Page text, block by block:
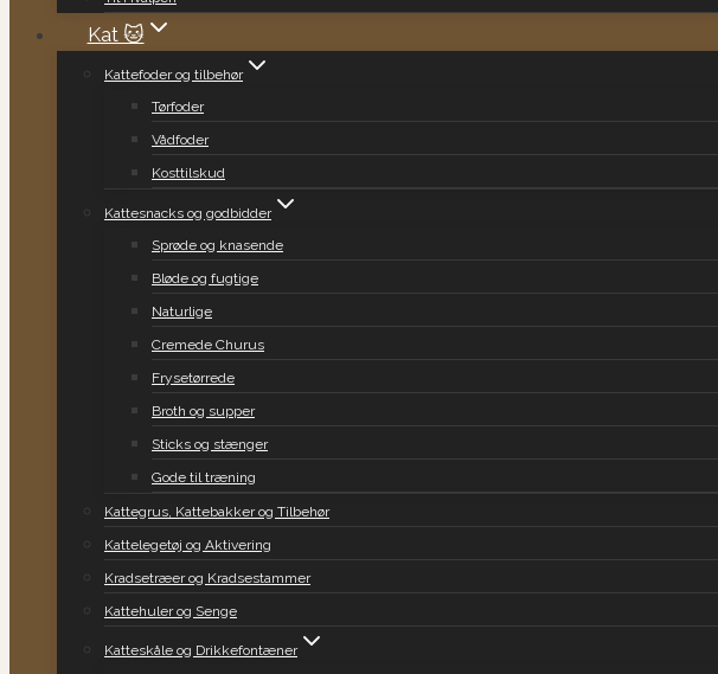
Kat 🐱
Kattefoder og tilbehør
Tørfoder
Vådfoder
Kosttilskud
Kattesnacks og godbidder
Sprøde og knasende
Bløde og fugtige
Naturlige
Cremede Churus
Frysetørrede
Broth og supper
Sticks og stænger
Gode til træning
Kattegrus, Kattebakker og Tilbehør
Kattelegetøj og Aktivering
Kradsetræer og Kradsestammer
Kattehuler og Senge
Katteskåle og Drikkefontæner